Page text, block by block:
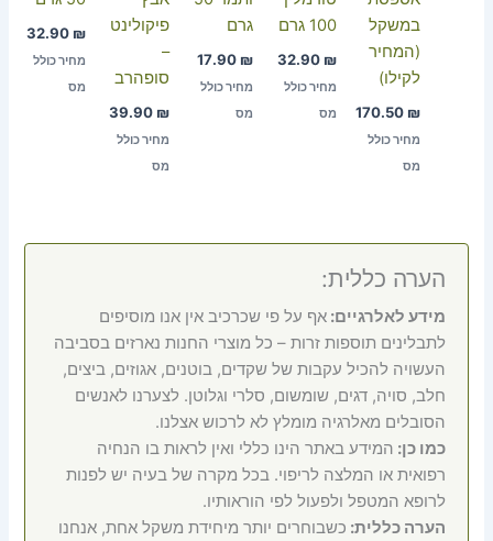
במשקל
(המחיר
לקילו)
170.50 ₪
מחיר כולל
מס
100 גרם
32.90 ₪
מחיר כולל
מס
גרם
17.90 ₪
מחיר כולל
מס
פיקולינט
–
סופהרב
39.90 ₪
מחיר כולל
מס
32.90 ₪
מחיר כולל
מס
הערה כללית:
מידע לאלרגיים:אף על פי שכרכיב אין אנו מוסיפים
לתבלינים תוספות זרות – כל מוצרי החנות נארזים בסביבה
העשויה להכיל עקבות של שקדים, בוטנים, אגוזים, ביצים,
חלב, סויה, דגים, שומשום, סלרי וגלוטן. לצערנו לאנשים
הסובלים מאלרגיה מומלץ לא לרכוש אצלנו.
כמו כן: המידע באתר הינו כללי ואין לראות בו הנחיה
רפואית או המלצה לריפוי. בכל מקרה של בעיה יש לפנות
לרופא המטפל ולפעול לפי הוראותיו.
הערה כללית: כשבוחרים יותר מיחידת משקל אחת, אנחנו